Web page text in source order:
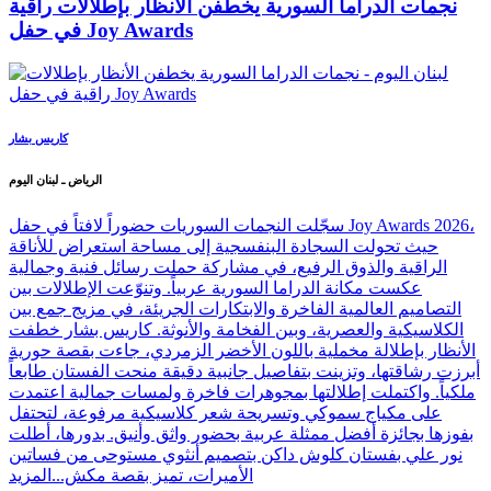
نجمات الدراما السورية يخطفن الأنظار بإطلالات راقية
في حفل Joy Awards
كاريس بشار
الرياض ـ لبنان اليوم
سجّلت النجمات السوريات حضوراً لافتاً في حفل Joy Awards 2026،
حيث تحولت السجادة البنفسجية إلى مساحة استعراض للأناقة
الراقية والذوق الرفيع، في مشاركة حملت رسائل فنية وجمالية
عكست مكانة الدراما السورية عربياً. وتنوّعت الإطلالات بين
التصاميم العالمية الفاخرة والابتكارات الجريئة، في مزيج جمع بين
الكلاسيكية والعصرية، وبين الفخامة والأنوثة. كاريس بشار خطفت
الأنظار بإطلالة مخملية باللون الأخضر الزمردي، جاءت بقصة حورية
أبرزت رشاقتها، وتزينت بتفاصيل جانبية دقيقة منحت الفستان طابعاً
ملكياً. واكتملت إطلالتها بمجوهرات فاخرة ولمسات جمالية اعتمدت
على مكياج سموكي وتسريحة شعر كلاسيكية مرفوعة، لتحتفل
بفوزها بجائزة أفضل ممثلة عربية بحضور واثق وأنيق. بدورها، أطلت
نور علي بفستان كلوش داكن بتصميم أنثوي مستوحى من فساتين
الأميرات، تميز بقصة مكش... المزيد